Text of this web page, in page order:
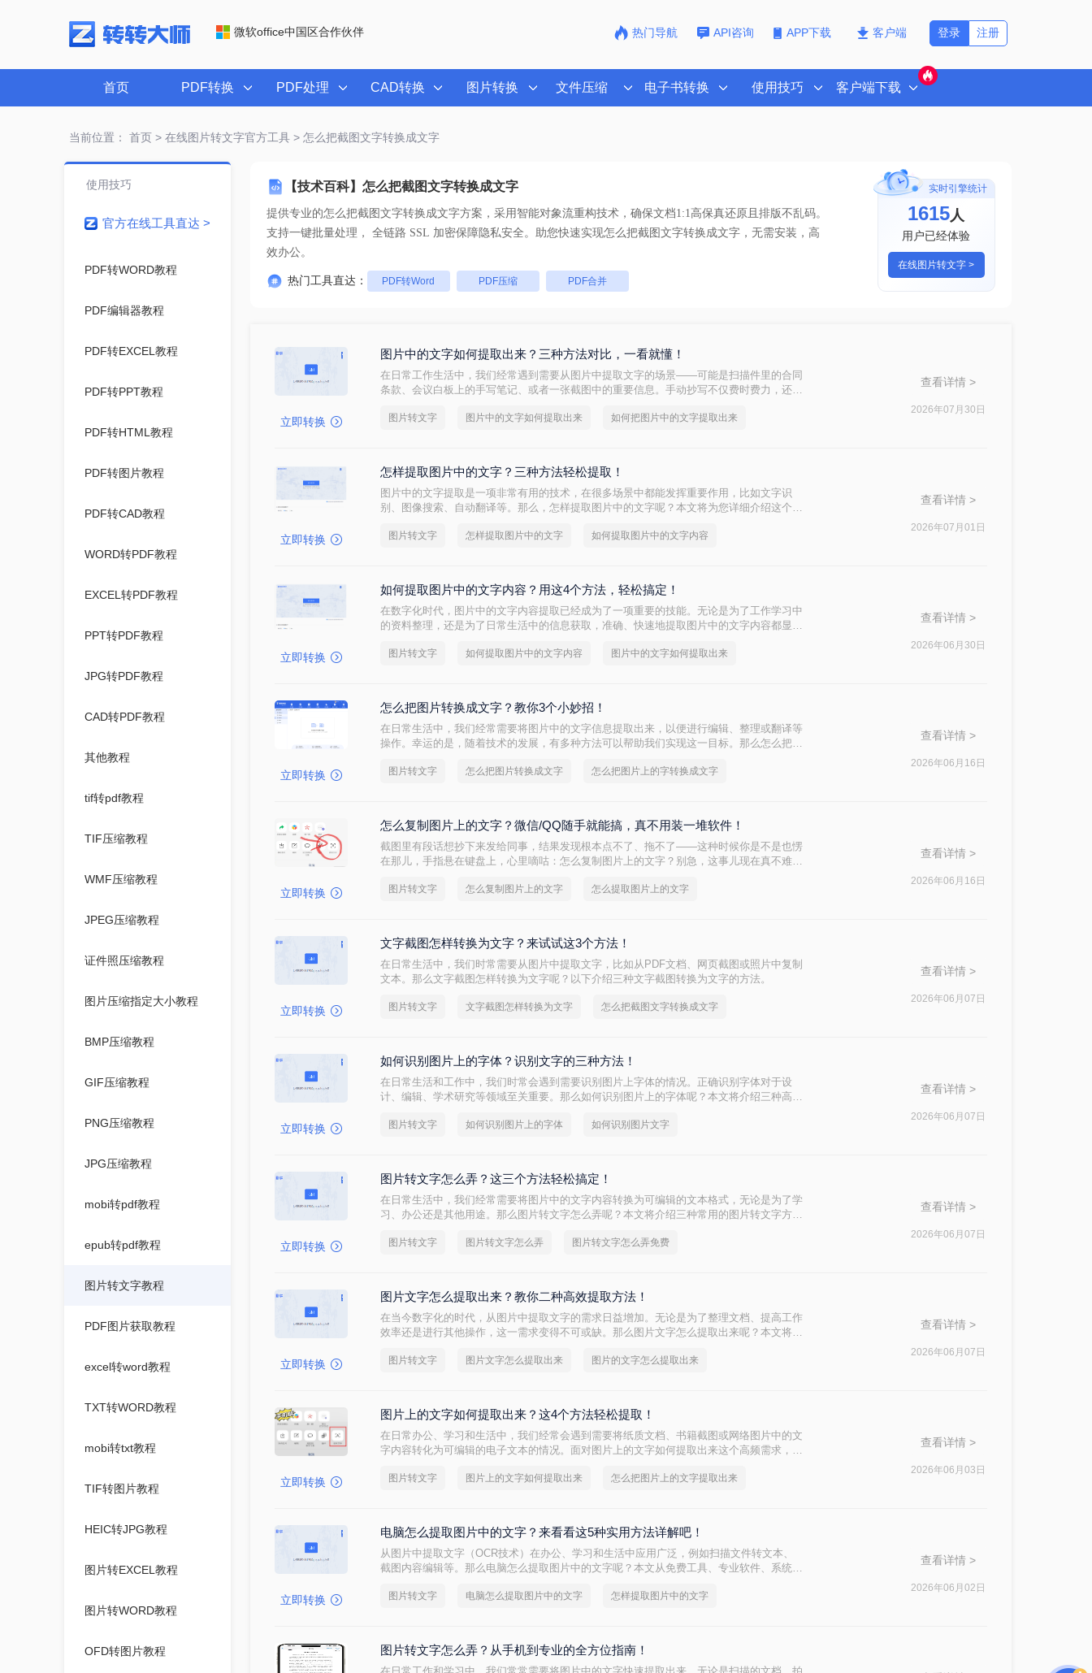
微软office中国区合作伙伴 热门导航 API咨询 APP下载 客户端 注册
登录
首页 PDF转换 PDF处理 CAD转换 图片转换 文件压缩 电子书转换 使用技巧 客户端下载
当前位置： 首页> 在线图片转文字官方工具> 怎么把截图文字转换成文字
【技术百科】怎么把截图文字转换成文字
提供专业的怎么把截图文字转换成文字方案，采用智能对象流重构技术，确保文档1:1高保真还原且排版不乱码。
支持一键批量处理， 全链路 SSL 加密保障隐私安全。助您快速实现怎么把截图文字转换成文字，无需安装，高
效办公。
热门工具直达： PDF转Word PDF压缩 PDF合并
实时引擎统计
1615人
用户已经体验
在线图片转文字 >
使用技巧
官方在线工具直达 >
PDF转WORD教程
PDF编辑器教程
PDF转EXCEL教程
PDF转PPT教程
PDF转HTML教程
PDF转图片教程
PDF转CAD教程
WORD转PDF教程
EXCEL转PDF教程
PPT转PDF教程
JPG转PDF教程
CAD转PDF教程
其他教程
tif转pdf教程
TIF压缩教程
WMF压缩教程
JPEG压缩教程
证件照压缩教程
图片压缩指定大小教程
BMP压缩教程
GIF压缩教程
PNG压缩教程
JPG压缩教程
mobi转pdf教程
epub转pdf教程
图片转文字教程
PDF图片获取教程
excel转word教程
TXT转WORD教程
mobi转txt教程
TIF转图片教程
HEIC转JPG教程
图片转EXCEL教程
图片转WORD教程
OFD转图片教程
立即转换
图片中的文字如何提取出来？三种方法对比，一看就懂！
在日常工作生活中，我们经常遇到需要从图片中提取文字的场景——可能是扫描件里的合同
条款、会议白板上的手写笔记、或者一张截图中的重要信息。手动抄写不仅费时费力，还容
拆解操作步骤，您可根据使用场景、识别精度和隐私需求快速选择最合适的方法。
图片转文字 图片中的文字如何提取出来 如何把图片中的文字提取出来
查看详情 >
2026年07月30日
立即转换
怎样提取图片中的文字？三种方法轻松提取！
图片中的文字提取是一项非常有用的技术，在很多场景中都能发挥重要作用，比如文字识
别、图像搜索、自动翻译等。那么，怎样提取图片中的文字呢？本文将为您详细介绍这个过
图片转文字 怎样提取图片中的文字 如何提取图片中的文字内容
查看详情 >
2026年07月01日
立即转换
如何提取图片中的文字内容？用这4个方法，轻松搞定！
在数字化时代，图片中的文字内容提取已经成为了一项重要的技能。无论是为了工作学习中
的资料整理，还是为了日常生活中的信息获取，准确、快速地提取图片中的文字内容都显得
方法、工具及其应用场景。
图片转文字 如何提取图片中的文字内容 图片中的文字如何提取出来
查看详情 >
2026年06月30日
立即转换
怎么把图片转换成文字？教你3个小妙招！
在日常生活中，我们经常需要将图片中的文字信息提取出来，以便进行编辑、整理或翻译等
操作。幸运的是，随着技术的发展，有多种方法可以帮助我们实现这一目标。那么怎么把图
图片转文字 怎么把图片转换成文字 怎么把图片上的字转换成文字
查看详情 >
2026年06月16日
立即转换
怎么复制图片上的文字？微信/QQ随手就能搞，真不用装一堆软件！
截图里有段话想抄下来发给同事，结果发现根本点不了、拖不了——这种时候你是不是也愣
在那儿，手指悬在键盘上，心里嘀咕：怎么复制图片上的文字？别急，这事儿现在真不难，
对着图片干敲了二十分钟，最后还是我用手机微信长按两下就全提出来了……其实大部分日
图片转文字 怎么复制图片上的文字 怎么提取图片上的文字
查看详情 >
2026年06月16日
立即转换
文字截图怎样转换为文字？来试试这3个方法！
在日常生活中，我们时常需要从图片中提取文字，比如从PDF文档、网页截图或照片中复制
文本。那么文字截图怎样转换为文字呢？以下介绍三种文字截图转换为文字的方法。
图片转文字 文字截图怎样转换为文字 怎么把截图文字转换成文字
查看详情 >
2026年06月07日
立即转换
如何识别图片上的字体？识别文字的三种方法！
在日常生活和工作中，我们时常会遇到需要识别图片上字体的情况。正确识别字体对于设
计、编辑、学术研究等领域至关重要。那么如何识别图片上的字体呢？本文将介绍三种高效
图片转文字 如何识别图片上的字体 如何识别图片文字
查看详情 >
2026年06月07日
立即转换
图片转文字怎么弄？这三个方法轻松搞定！
在日常生活中，我们经常需要将图片中的文字内容转换为可编辑的文本格式，无论是为了学
习、办公还是其他用途。那么图片转文字怎么弄呢？本文将介绍三种常用的图片转文字方
图片转文字 图片转文字怎么弄 图片转文字怎么弄免费
查看详情 >
2026年06月07日
立即转换
图片文字怎么提取出来？教你二种高效提取方法！
在当今数字化的时代，从图片中提取文字的需求日益增加。无论是为了整理文档、提高工作
效率还是进行其他操作，这一需求变得不可或缺。那么图片文字怎么提取出来呢？本文将介
图片转文字 图片文字怎么提取出来 图片的文字怎么提取出来
查看详情 >
2026年06月07日
立即转换
图片上的文字如何提取出来？这4个方法轻松提取！
在日常办公、学习和生活中，我们经常会遇到需要将纸质文档、书籍截图或网络图片中的文
字内容转化为可编辑的电子文本的情况。面对图片上的文字如何提取出来这个高频需求，很
学字符识别）技术，为大家系统梳理几种高效、精准的提取方法，帮助你轻松解决这一难
图片转文字 图片上的文字如何提取出来 怎么把图片上的文字提取出来
查看详情 >
2026年06月03日
立即转换
电脑怎么提取图片中的文字？来看看这5种实用方法详解吧！
从图片中提取文字（OCR技术）在办公、学习和生活中应用广泛，例如扫描文件转文本、
截图内容编辑等。那么电脑怎么提取图片中的文字呢？本文从免费工具、专业软件、系统自
图片转文字 电脑怎么提取图片中的文字 怎样提取图片中的文字
查看详情 >
2026年06月02日
图片转文字怎么弄？从手机到专业的全方位指南！